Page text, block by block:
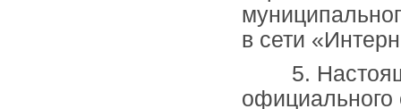
в сети
5.
официального